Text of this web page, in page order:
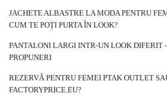
JACHETE ALBASTRE LA MODA PENTRU
CUM TE POȚI PURTA ÎN LOOK?
PANTALONI LARGI INTR-UN LOOK DIFERIT
PROPUNERI
REZERVĂ PENTRU FEMEI PTAK OUTLET
FACTORYPRICE.EU?